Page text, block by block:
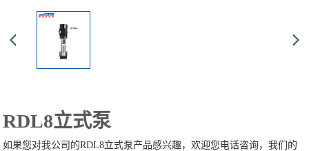
RDL8立式泵
如果您对我公司的RDL8立式泵产品感兴趣，欢迎您电话咨询，我们的